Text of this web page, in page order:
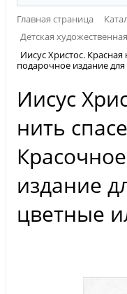
Главная страница
Детская
Иисус Христос.
подарочное издание
Иисус
нить
издание
цветные